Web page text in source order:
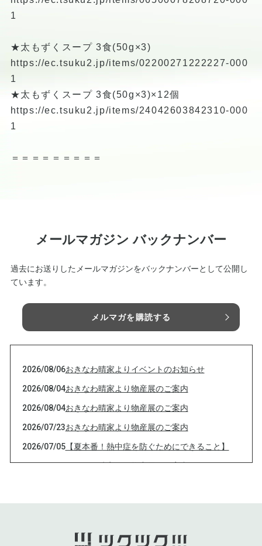
1
★太もずくスープ 3食(50g×3)
https://ec.tsuku2.jp/items/02200271222227-000
1
★太もずくスープ 3食(50g×3)×12個
https://ec.tsuku2.jp/items/24042603842310-000
1
＝＝＝＝＝＝＝＝＝
メールマガジン バックナンバー
過去にお送りしたメールマガジンをバックナンバーとして公開し
ています。
メルマガを購読する
2026/08/06おきなわ晴家よりイベントのお知らせ
2026/08/04おきなわ晴家より物産展のご案内
2026/08/04おきなわ晴家より物産展のご案内
2026/07/23おきなわ晴家より物産展のご案内
2026/07/05【夏本番！熱中症を防ぐためにできること】
2026/07/01おきなわ晴家より物産展のご案内
2026/07/01おきなわ晴家より物産展のご案内
おきなわ晴家よりイベントのご案内